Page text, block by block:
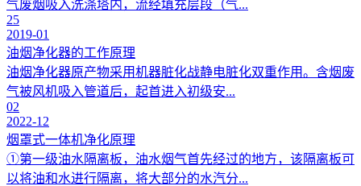
气废烟吸入洗涤塔内，流经填充层段（气...
25
2019-01
油烟净化器的工作原理
油烟净化器原产物采用机器脏化战静电脏化双重作用。含烟废
气被风机吸入管道后，起首进入初级安...
02
2022-12
烟罩式一体机净化原理
①第一级油水隔离板，油水烟气首先经过的地方，该隔离板可
以将油和水进行隔离，将大部分的水汽分...